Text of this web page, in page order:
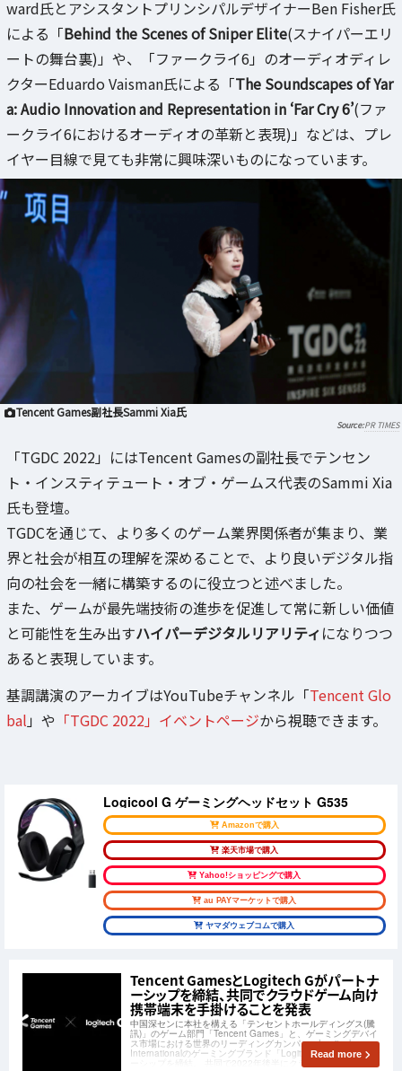
ward氏とアシスタントプリンシパルデザイナーBen Fisher氏
による「Behind the Scenes of Sniper Elite(スナイパーエリ
ートの舞台裏)」や、「ファークライ6」のオーディオディレ
クターEduardo Vaisman氏による「The Soundscapes of Yar
a: Audio Innovation and Representation in ‘Far Cry 6’(ファ
ークライ6におけるオーディオの革新と表現)」などは、プレ
イヤー目線で見ても非常に興味深いものになっています。
Tencent Games副社長Sammi Xia氏
PR TIMES
「TGDC 2022」にはTencent Gamesの副社長でテンセン
ト・インスティテュート・オブ・ゲームス代表のSammi Xia
氏も登壇。
TGDCを通じて、より多くのゲーム業界関係者が集まり、業
界と社会が相互の理解を深めることで、より良いデジタル指
向の社会を一緒に構築するのに役立つと述べました。
また、ゲームが最先端技術の進歩を促進して常に新しい価値
と可能性を生み出すハイパーデジタルリアリティになりつつ
あると表現しています。
基調講演のアーカイブはYouTubeチャンネル「Tencent Glo
bal 」や 「TGDC 2022」イベントページから視聴できます。
Logicool G ゲーミングヘッドセット G535
Amazonで購入
楽天市場で購入
Yahoo!ショッピングで購入
au PAYマーケットで購入
ヤマダウェブコムで購入
Tencent GamesとLogitech Gがパートナ
ーシップを締結、共同でクラウドゲーム向け
携帯端末を手掛けることを発表
中国深センに本社を構える「テンセントホールディングス(騰
訊)」のゲーム部門「Tencent Games」と、ゲーミングデバイ
ス市場における世界のリーディングカンパニーLogitech
Internationalのゲーミングブランド「Logitech G」がパートナ
ーシップを締結。 共同で2022年後半にクラウドゲーミ
Read more